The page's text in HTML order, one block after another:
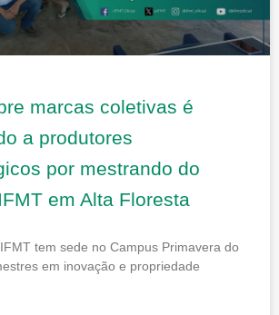
marcas coletivas é
a produtores
por mestrando do
em Alta Floresta
tem sede no Campus Primavera do
em inovação e propriedade